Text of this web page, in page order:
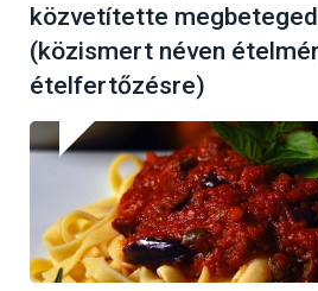
közvetítette
(közismert néven
ételfertőzésre)